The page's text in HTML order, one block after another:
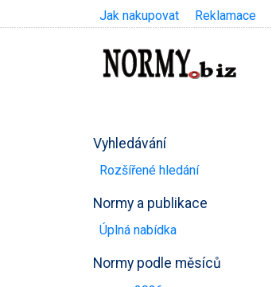
Jak nakupovat Reklamace
Vyhledávání
Rozšířené hledání
Normy a publikace
Úplná nabídka
Normy podle měsíců